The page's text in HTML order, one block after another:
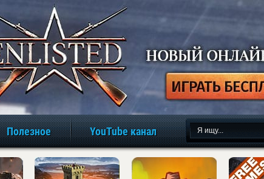
игры онлайн бесплатно
Полезное YouTube канал